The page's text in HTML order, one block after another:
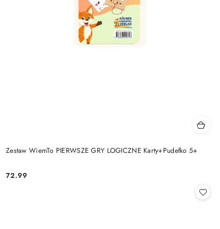
Zestaw WiemTo PIERWSZE GRY LOGICZNE Karty+Pudełko 5+
Cena:
72.99